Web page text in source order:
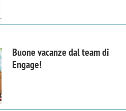
Buone vacanze dal team di
Engage!